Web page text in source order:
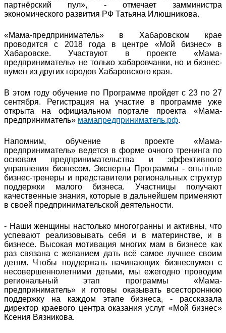
партнёрский пул», - отмечает замминистра
экономического развития РФ Татьяна Илюшникова.
«Мама-предприниматель» в Хабаровском крае
проводится с 2018 года в центре «Мой бизнес» в
Хабаровске. Участвуют в проекте «Мама-
предприниматель» не только хабаровчанки, но и бизнес-
вумен из других городов Хабаровского края.
В этом году обучение по Программе пройдет с 23 по 27
сентября. Регистрация на участие в программе уже
открыта на официальном портале проекта «Мама-
предприниматель» мамапредприниматель.рф.
Напомним, обучение в проекте «Мама-
предприниматель» ведется в форме очного тренинга по
основам предпринимательства и эффективного
управления бизнесом. Эксперты Программы - опытные
бизнес-тренеры и представители региональных структур
поддержки малого бизнеса. Участницы получают
качественные знания, которые в дальнейшем применяют
в своей предпринимательской деятельности.
- Наши женщины настолько многогранны и активны, что
успевают реализовывать себя и в материнстве, и в
бизнесе. Высокая мотивация многих мам в бизнесе как
раз связана с желанием дать всё самое лучшее своим
детям. Чтобы поддержать начинающих бизнесвумен с
несовершеннолетними детьми, мы ежегодно проводим
региональный этап программы «Мама-
предприниматель» и готовы оказывать всестороннюю
поддержку на каждом этапе бизнеса, - рассказала
директор краевого центра оказания услуг «Мой бизнес»
Ксения Вязникова.